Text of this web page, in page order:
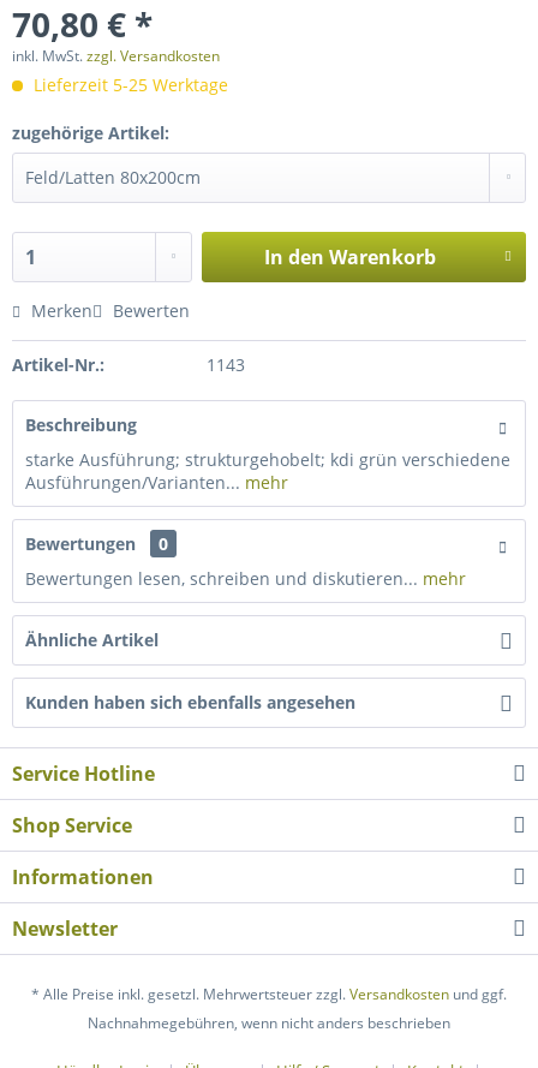
70,80 € *
inkl. MwSt.zzgl. Versandkosten
Lieferzeit 5-25 Werktage
zugehörige Artikel:
In den Warenkorb
Merken Bewerten
Artikel-Nr.: 1143
Beschreibung
starke Ausführung; strukturgehobelt; kdi grün verschiedene
Ausführungen/Varianten... mehr
Bewertungen
0
Bewertungen lesen, schreiben und diskutieren... mehr
Ähnliche Artikel
Kunden haben sich ebenfalls angesehen
Service Hotline
Shop Service
Informationen
Newsletter
* Alle Preise inkl. gesetzl. Mehrwertsteuer zzgl.Versandkosten und ggf.
Nachnahmegebühren, wenn nicht anders beschrieben